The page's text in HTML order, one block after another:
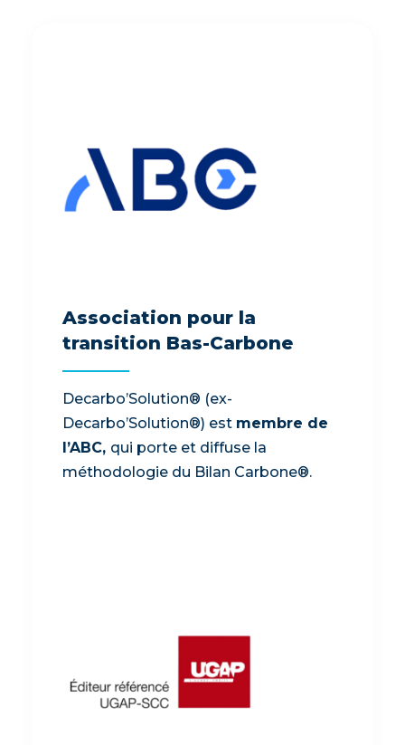
Association pour la
transition Bas-Carbone
Decarbo’Solution® (ex-
Decarbo’Solution®) est membre de
l’ABC, qui porte et diffuse la
méthodologie du Bilan Carbone®.